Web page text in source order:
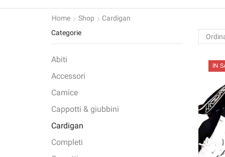
Home Shop Cardigan
IN
Categorie
Abiti
Accessori
Camice
Cappotti & giubbini
Cardigan
Completi